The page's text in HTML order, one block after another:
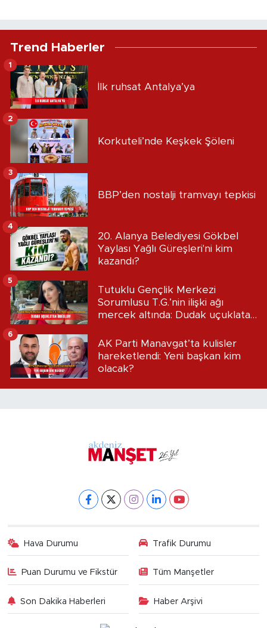
Trend Haberler
İlk ruhsat Antalya’ya
1
Korkuteli’nde Keşkek Şöleni
2
BBP’den nostalji tramvayı tepkisi
3
20. Alanya Belediyesi Gökbel
Yaylası Yağlı Güreşleri'ni kim
kazandı?
4
Tutuklu Gençlik Merkezi
Sorumlusu T.G.’nin ilişki ağı
mercek altında: Dudak uçuklatan
5
AK Parti Manavgat’ta kulisler
hareketlendi: Yeni başkan kim
olacak?
6
Hava Durumu Trafik Durumu
Puan Durumu ve Fikstür Tüm Manşetler
Son Dakika Haberleri Haber Arşivi